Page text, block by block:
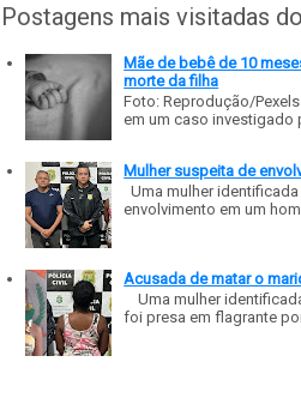
Postagens mais visitadas
Mãe de bebê de 10
morte da filha
Foto: Reprodução/
em um caso investigado
Mulher suspeita de
Uma mulher
envolvimento em um
Acusada de matar o
Uma mulher
foi presa em flagrante